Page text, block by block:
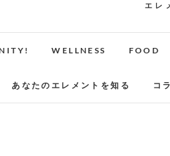
エレ
WELLNESS FOOD
あなたのエレメントを知る コ